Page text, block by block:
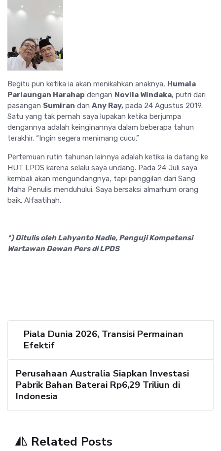
Begitu pun ketika ia akan menikahkan anaknya, Humala
Parlaungan Harahap dengan Novila Windaka, putri dari
pasangan Sumiran dan Any Ray, pada 24 Agustus 2019.
Satu yang tak pernah saya lupakan ketika berjumpa
dengannya adalah keinginannya dalam beberapa tahun
terakhir. “Ingin segera menimang cucu.”
Pertemuan rutin tahunan lainnya adalah ketika ia datang ke
HUT LPDS karena selalu saya undang. Pada 24 Juli saya
kembali akan mengundangnya, tapi panggilan dari Sang
Maha Penulis menduhului. Saya bersaksi almarhum orang
baik. Alfaatihah.
*) Ditulis oleh Lahyanto Nadie, Penguji Kompetensi
Wartawan Dewan Pers di LPDS
Piala Dunia 2026, Transisi Permainan
Efektif
Perusahaan Australia Siapkan Investasi
Pabrik Bahan Baterai Rp6,29 Triliun di
Indonesia
Related Posts